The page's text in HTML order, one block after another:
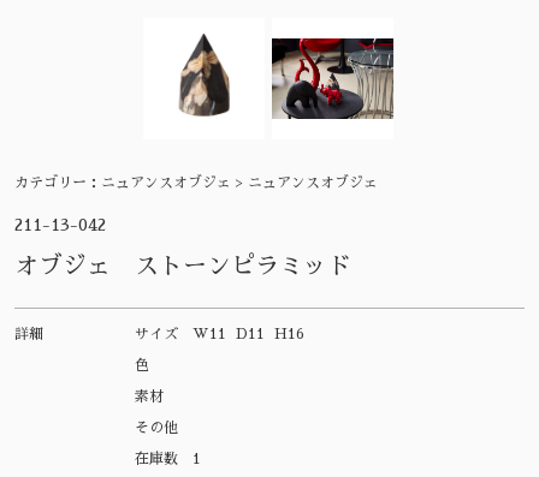
カテゴリー： ニュアンスオブジェ > ニュアンスオブジェ
211-13-042
オブジェ ストーンピラミッド
詳細 サイズ W11 D11 H16
色
素材
その他
在庫数 1